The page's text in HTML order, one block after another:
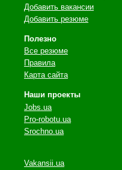
Добавить вакансии
Добавить резюме
Полезно
Все резюме
Правила
Карта сайта
Наши проекты
Jobs.ua
Pro-robotu.ua
Srochno.ua
Vakansii.ua